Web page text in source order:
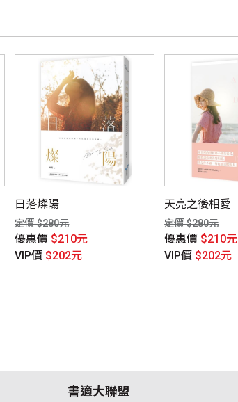
日落燦陽
定價 $280元
優惠價 $210元
VIP價 $202元
天亮之後相愛
定價 $280元
優惠價 $210元
VIP價 $202元
書適大聯盟